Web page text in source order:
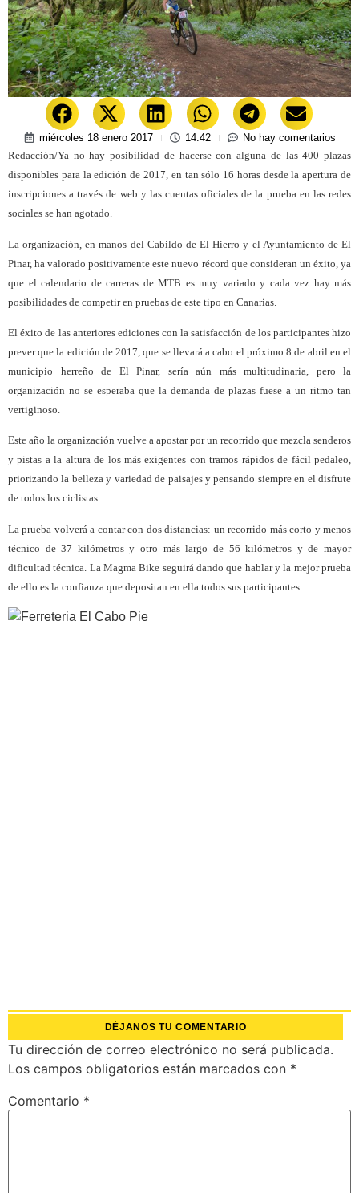
miércoles 18 enero 2017 14:42
No hay comentarios
Redacción/Ya no hay posibilidad de hacerse con alguna de las 400 plazas
disponibles para la edición de 2017, en tan sólo 16 horas desde la apertura de
inscripciones a través de web y las cuentas oficiales de la prueba en las redes
sociales se han agotado.
La organización, en manos del Cabildo de El Hierro y el Ayuntamiento de El
Pinar, ha valorado positivamente este nuevo récord que consideran un éxito, ya
que el calendario de carreras de MTB es muy variado y cada vez hay más
posibilidades de competir en pruebas de este tipo en Canarias.
El éxito de las anteriores ediciones con la satisfacción de los participantes hizo
prever que la edición de 2017, que se llevará a cabo el próximo 8 de abril en el
municipio herreño de El Pinar, sería aún más multitudinaria, pero la
organización no se esperaba que la demanda de plazas fuese a un ritmo tan
vertiginoso.
Este año la organización vuelve a apostar por un recorrido que mezcla senderos
y pistas a la altura de los más exigentes con tramos rápidos de fácil pedaleo,
priorizando la belleza y variedad de paisajes y pensando siempre en el disfrute
de todos los ciclistas.
La prueba volverá a contar con dos distancias: un recorrido más corto y menos
técnico de 37 kilómetros y otro más largo de 56 kilómetros y de mayor
dificultad técnica. La Magma Bike seguirá dando que hablar y la mejor prueba
de ello es la confianza que depositan en ella todos sus participantes.
DÉJANOS TU COMENTARIO
Tu dirección de correo electrónico no será publicada.
Los campos obligatorios están marcados con *
Comentario *